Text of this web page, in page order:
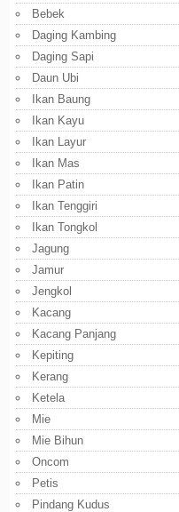
Bebek
Daging Kambing
Daging Sapi
Daun Ubi
Ikan Baung
Ikan Kayu
Ikan Layur
Ikan Mas
Ikan Patin
Ikan Tenggiri
Ikan Tongkol
Jagung
Jamur
Jengkol
Kacang
Kacang Panjang
Kepiting
Kerang
Ketela
Mie
Mie Bihun
Oncom
Petis
Pindang Kudus